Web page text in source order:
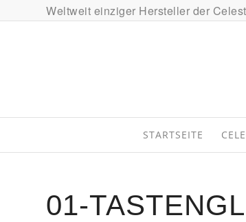
Weltweit einziger Hersteller der
STARTSEITE
01-